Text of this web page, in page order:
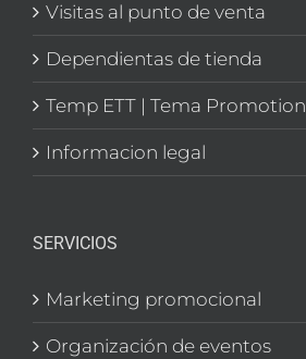
Visitas al punto de venta
Dependientas de tienda
Temp ETT | Tema Promotion
Informacion legal
SERVICIOS
Marketing promocional
Organización de eventos